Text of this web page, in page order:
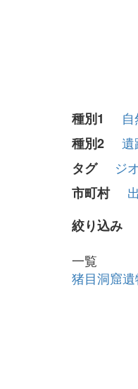
種別1
種別2 遺
タグ ジ
市町村
絞り込み
一覧
猪目洞窟